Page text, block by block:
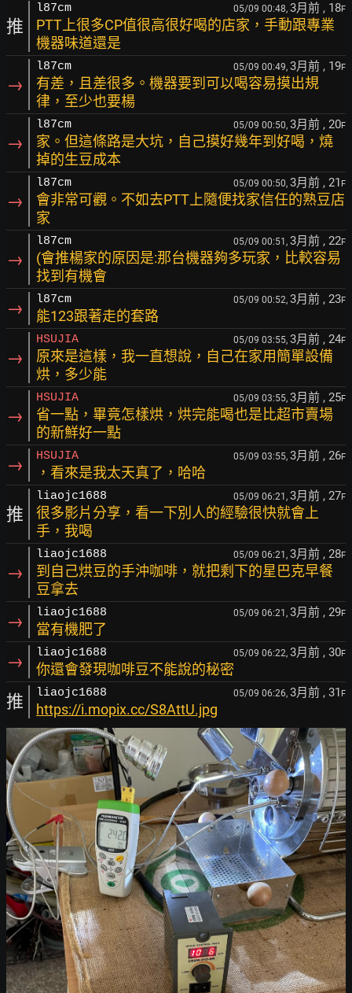
推
l87cm 05/09 00:48, 3月前 , 18F
PTT上很多CP值很高很好喝的店家，手動跟專業
機器味道還是
→
l87cm 05/09 00:49, 3月前 , 19F
有差，且差很多。機器要到可以喝容易摸出規
律，至少也要楊
→
l87cm 05/09 00:50, 3月前 , 20F
家。但這條路是大坑，自己摸好幾年到好喝，燒
掉的生豆成本
→
l87cm 05/09 00:50, 3月前 , 21 F
會非常可觀。不如去PTT上隨便找家信任的熟豆店
家
→
l87cm 05/09 00:51, 3月前 , 22F
(會推楊家的原因是:那台機器夠多玩家，比較容易
找到有機會
→ l87cm 05/09 00:52, 3月前 , 23F
能123跟著走的套路
→
HSUJIA 05/09 03:55, 3月前 , 24F
原來是這樣，我一直想說，自己在家用簡單設備
烘，多少能
→
HSUJIA 05/09 03:55, 3月前 , 25F
省一點，畢竟怎樣烘，烘完能喝也是比超市賣場
的新鮮好一點
→ HSUJIA 05/09 03:55, 3月前 , 26F
，看來是我太天真了，哈哈
推
liaojc1688 05/09 06:21, 3月前 , 27F
很多影片分享，看一下別人的經驗很快就會上
手，我喝
→
liaojc1688 05/09 06:21, 3月前 , 28F
到自己烘豆的手沖咖啡，就把剩下的星巴克早餐
豆拿去
→ liaojc1688 05/09 06:21, 3月前 , 29F
當有機肥了
→ liaojc1688 05/09 06:22, 3月前 , 30F
你還會發現咖啡豆不能說的秘密
推 liaojc1688 05/09 06:26, 3月前 , 31 F
https://i.mopix.cc/S8AttU.jpg